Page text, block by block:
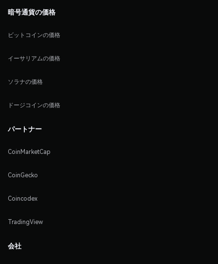
暗号通貨の価格
ビットコインの価格
イーサリアムの価格
ソラナの価格
ドージコインの価格
パートナー
CoinMarketCap
CoinGecko
Coincodex
TradingView
会社